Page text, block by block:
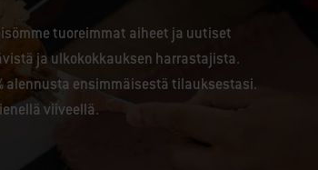
tuoreimmat aiheet ja uutiset
ja ulkokokkauksen harrastajista.
alennusta ensimmäisestä tilauksestasi.
viiveellä.